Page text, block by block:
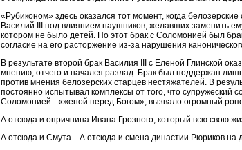
«Рубиконом» здесь оказался тот момент, когда
Василий III под влиянием наушников, желавших заменить
котором не было детей. Но этот брак с Соломонией был
согласие на его расторжение из-за нарушения
В результате второй брак Василия III c Еленой Глинской
мнению, отчего и начался разлад. Брак был поддержан
против мнения белозерских старцев нестяжателей. В
постоянно испытывал комплексы от того, что
Соломонией - «женой перед Богом», вызвало огромный
А отсюда и опричнина Ивана Грозного, который всю свою
А отсюда и Смута... А отсюда и смена династии Рюриков на